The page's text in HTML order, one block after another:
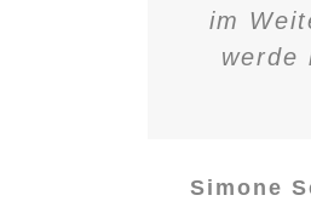
im
werde
Simone